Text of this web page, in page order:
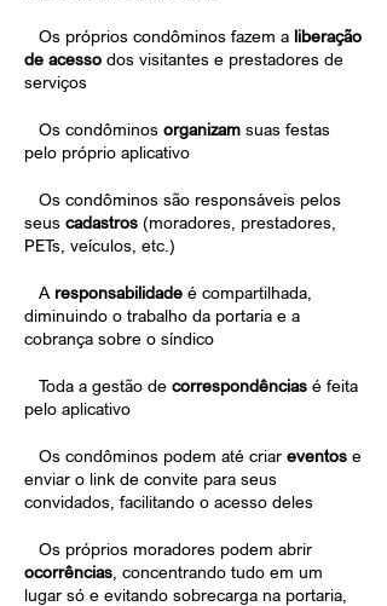
Os próprios condôminos fazem a liberação
de acesso dos visitantes e prestadores de
serviços
Os condôminos organizam suas festas
pelo próprio aplicativo
Os condôminos são responsáveis pelos
seus cadastros (moradores, prestadores,
PETs, veículos, etc.)
A responsabilidade é compartilhada,
diminuindo o trabalho da portaria e a
cobrança sobre o síndico
Toda a gestão de correspondências é feita
pelo aplicativo
Os condôminos podem até criar eventos e
enviar o link de convite para seus
convidados, facilitando o acesso deles
Os próprios moradores podem abrir
ocorrências , concentrando tudo em um
lugar só e evitando sobrecarga na portaria,